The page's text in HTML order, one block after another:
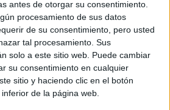
antes de otorgar su consentimiento.
procesamiento de sus datos
de su consentimiento, pero usted
tal procesamiento. Sus
solo a este sitio web. Puede cambiar
su consentimiento en cualquier
sitio y haciendo clic en el botón
de la página web.